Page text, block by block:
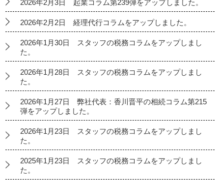
2026年2月3日 起業コラム第239弾をアップしました。
2026年2月2日 経理代行コラムをアップしました。
2026年1月30日 スタッフの税務コラムをアップしまし
た。
2026年1月28日 スタッフの税務コラムをアップしまし
た。
2026年1月27日 弊社代表：香川晋平の相続コラム第215
弾をアップしました。
2026年1月23日 スタッフの税務コラムをアップしまし
た。
2025年1月23日 スタッフの税務コラムをアップしまし
た。